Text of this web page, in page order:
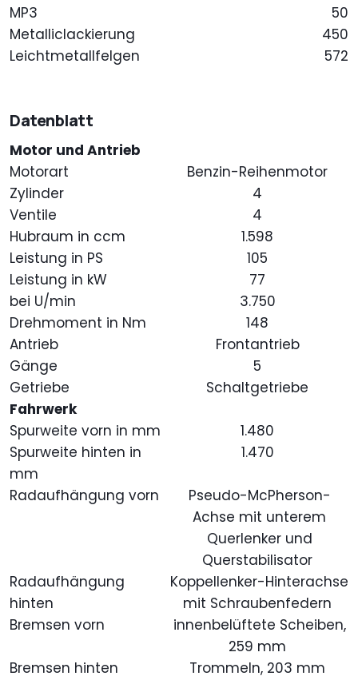
MP3
50
Metalliclackierung
450
Leichtmetallfelgen
572
Datenblatt
Motor und Antrieb
Motorart
Benzin-Reihenmotor
Zylinder
4
Ventile
4
Hubraum in ccm
1.598
Leistung in PS
105
Leistung in kW
77
bei U/min
3.750
Drehmoment in Nm
148
Antrieb
Frontantrieb
Gänge
5
Getriebe
Schaltgetriebe
Fahrwerk
Spurweite vorn in mm
1.480
Spurweite hinten in
mm
1.470
Radaufhängung vorn
Pseudo-McPherson-
Achse mit unterem
Querlenker und
Querstabilisator
Radaufhängung
hinten
Koppellenker-Hinterachse
mit Schraubenfedern
Bremsen vorn
innenbelüftete Scheiben,
259 mm
Bremsen hinten
Trommeln, 203 mm